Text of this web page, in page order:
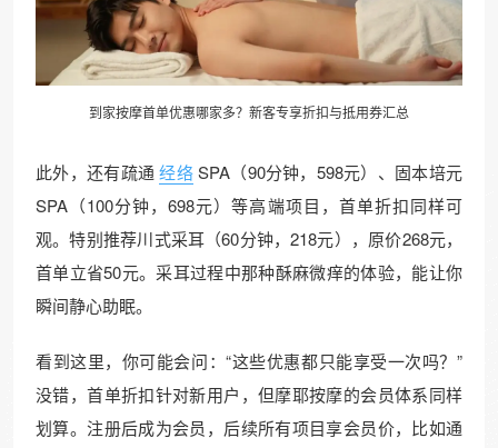
到家按摩首单优惠哪家多？新客专享折扣与抵用券汇总
此外，还有疏通 经络SPA（90分钟，598元）、固本培元
SPA（100分钟，698元）等高端项目，首单折扣同样可
观。特别推荐川式采耳（60分钟，218元），原价268元，
首单立省50元。采耳过程中那种酥麻微痒的体验，能让你
瞬间静心助眠。
看到这里，你可能会问：“这些优惠都只能享受一次吗？”
没错，首单折扣针对新用户，但摩耶按摩的会员体系同样
划算。注册后成为会员，后续所有项目享会员价，比如通